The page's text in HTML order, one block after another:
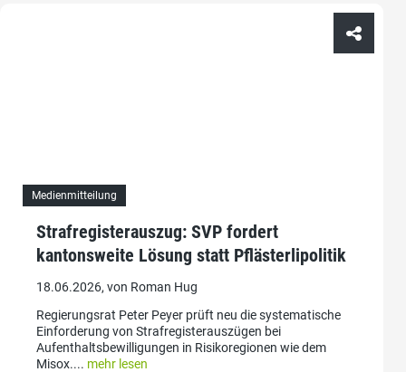
Medienmitteilung
Strafregisterauszug: SVP fordert
kantonsweite Lösung statt Pflästerlipolitik
18.06.2026, von Roman Hug
Regierungsrat Peter Peyer prüft neu die systematische
Einforderung von Strafregisterauszügen bei
Aufenthaltsbewilligungen in Risikoregionen wie dem
Misox.... mehr lesen